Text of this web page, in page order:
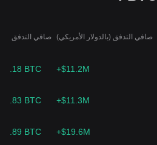
صافي التدفق (بالدولار الأمريكي) صافي التدفق (BTC)
+$11.2M
BTC
+$11.3M
BTC
+$19.6M
BTC